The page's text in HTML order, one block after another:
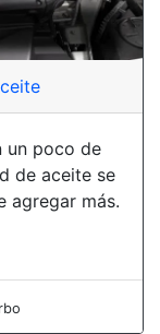
un poco de
de aceite se
agregar más.